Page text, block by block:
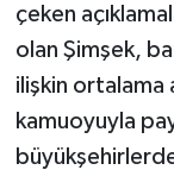
çeken
olan Şimşek,
ilişkin ortalama
kamuoyuyla